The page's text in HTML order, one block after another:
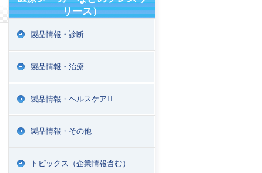
リース）
製品情報・診断
製品情報・治療
製品情報・ヘルスケアIT
製品情報・その他
トピックス（企業情報含む）